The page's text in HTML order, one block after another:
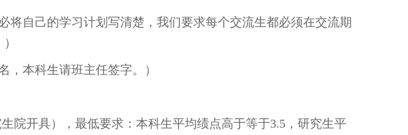
将自己的学习计划写清楚，我们要求每个交流生都必须在交流期
，本科生请班主任签字。）
院开具），最低要求：本科生平均绩点高于等于3.5，研究生平